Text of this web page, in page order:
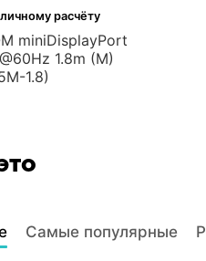
miniDisplayPort
1.8m (M)
1.8)
расчёту
Самые популярные